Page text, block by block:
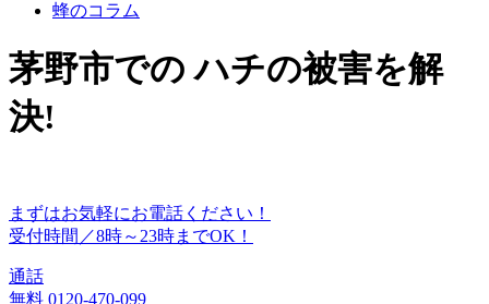
蜂のコラム
茅野市での ハチの被害を解
決!
まずはお気軽にお電話ください！
受付時間／8時～23時までOK！
通話
無料 0120-470-099